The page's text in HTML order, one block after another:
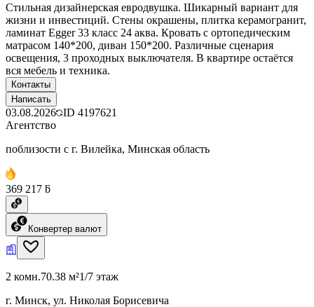
Стильная дизайнерская евродвушка. Шикарный вариант для
жизни и инвестиций. Стены окрашены, плитка керамогранит,
ламинат Egger 33 класс 24 аква. Кровать с ортопедическим
матрасом 140*200, диван 150*200. Различные сценария
освещения, 3 проходных выключателя. В квартире остаётся
вся мебель и техника.
Контакты
Написать
03.08.2026 ID 4197621
Агентство
поблизости с г. Вилейка, Минская область
369 217 ƃ
Конвертер валют
2 комн.70.38 м²1/7 этаж
г. Минск, ул. Николая Борисевича